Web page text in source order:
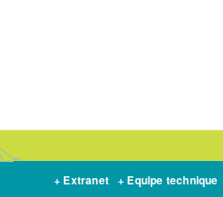
+ Extranet + Equipe technique